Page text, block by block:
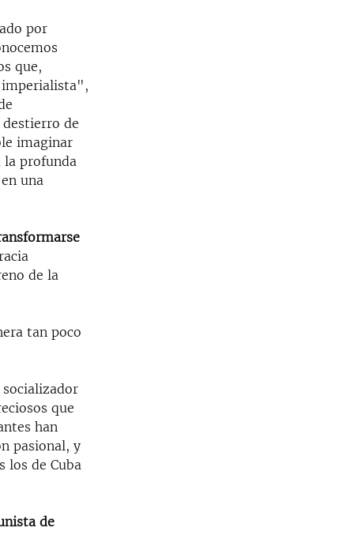
por
que,
de
imaginar
la profunda
una
de la
tan poco
que
han
pasional, y
los de Cuba
de